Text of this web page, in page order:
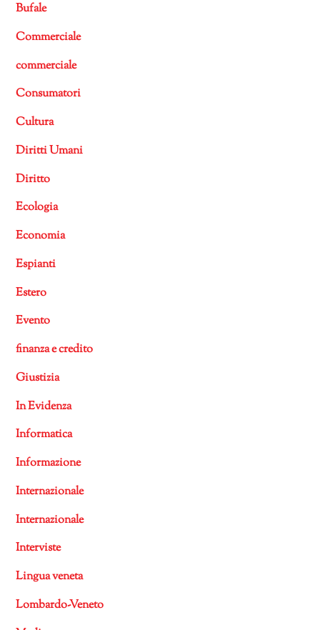
Bufale
Commerciale
commerciale
Consumatori
Cultura
Diritti Umani
Diritto
Ecologia
Economia
Espianti
Estero
Evento
finanza e credito
Giustizia
In Evidenza
Informatica
Informazione
Internazionale
Internazionale
Interviste
Lingua veneta
Lombardo-Veneto